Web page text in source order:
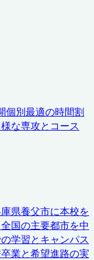
個別最適の時間割
な専攻とコース
県養父市に本校を
国の主要都市を中
学習とキャンパス
業と希望進路の実